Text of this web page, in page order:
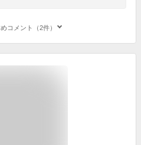
コメント（2件）